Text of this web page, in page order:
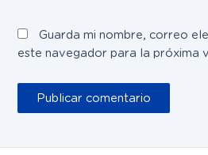
Guarda mi nombre, correo
este navegador para la próxima